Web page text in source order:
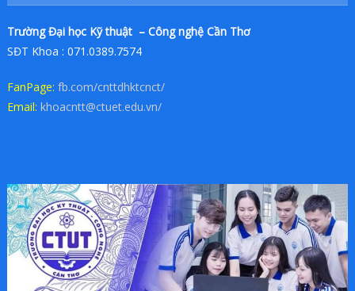
Trường Đại học Kỹ thuật – Công nghệ Cần Thơ
SĐT Khoa : 071.0389.7574
FanPage:fb.com/cnttdhktcnct/
Email:khoacntt@ctuet.edu.vn/